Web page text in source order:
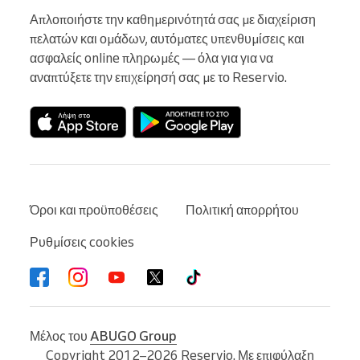
Απλοποιήστε την καθημερινότητά σας με διαχείριση
πελατών και ομάδων, αυτόματες υπενθυμίσεις και
ασφαλείς online πληρωμές — όλα για για να
αναπτύξετε την επιχείρησή σας με το Reservio.
Όροι και προϋποθέσεις
Πολιτική απορρήτου
Ρυθμίσεις cookies
Μέλος του ABUGO Group
Copyright 2012–2026 Reservio. Με επιφύλαξη